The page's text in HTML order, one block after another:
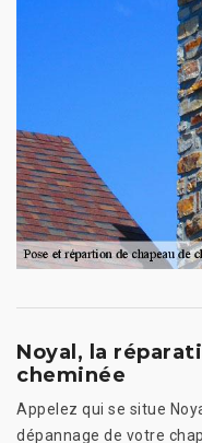
Noyal, la
cheminée
Appelez qui se situe
dépannage de votre